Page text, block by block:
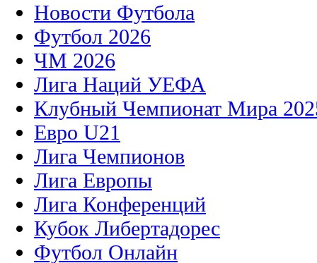
Новости Футбола
Футбол 2026
ЧМ 2026
Лига Наций УЕФА
Клубный Чемпионат Мира
Евро U21
Лига Чемпионов
Лига Европы
Лига Конференций
Кубок Либертадорес
Футбол Онлайн